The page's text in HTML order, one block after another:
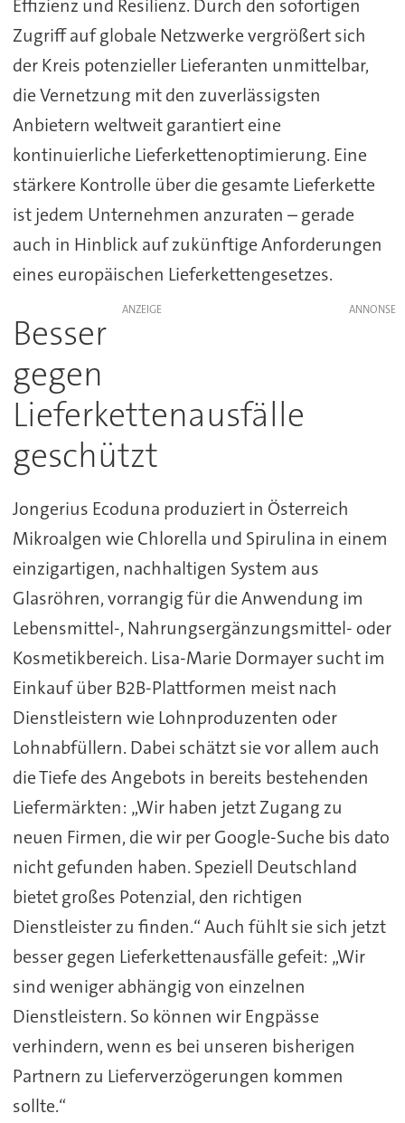
Effizienz und Resilienz. Durch den sofortigen
Zugriff auf globale Netzwerke vergrößert sich
der Kreis potenzieller Lieferanten unmittelbar,
die Vernetzung mit den zuverlässigsten
Anbietern weltweit garantiert eine
kontinuierliche Lieferkettenoptimierung. Eine
stärkere Kontrolle über die gesamte Lieferkette
ist jedem Unternehmen anzuraten – gerade
auch in Hinblick auf zukünftige Anforderungen
eines europäischen Lieferkettengesetzes.
ANZEIGE
Besser
gegen
Lieferkettenausfälle
geschützt
Jongerius Ecoduna produziert in Österreich
Mikroalgen wie Chlorella und Spirulina in einem
einzigartigen, nachhaltigen System aus
Glasröhren, vorrangig für die Anwendung im
Lebensmittel-, Nahrungsergänzungsmittel- oder
Kosmetikbereich. Lisa-Marie Dormayer sucht im
Einkauf über B2B-Plattformen meist nach
Dienstleistern wie Lohnproduzenten oder
Lohnabfüllern. Dabei schätzt sie vor allem auch
die Tiefe des Angebots in bereits bestehenden
Liefermärkten: „Wir haben jetzt Zugang zu
neuen Firmen, die wir per Google-Suche bis dato
nicht gefunden haben. Speziell Deutschland
bietet großes Potenzial, den richtigen
Dienstleister zu finden.“ Auch fühlt sie sich jetzt
besser gegen Lieferkettenausfälle gefeit: „Wir
sind weniger abhängig von einzelnen
Dienstleistern. So können wir Engpässe
verhindern, wenn es bei unseren bisherigen
Partnern zu Lieferverzögerungen kommen
sollte.“